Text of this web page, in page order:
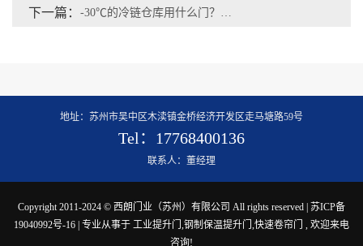
下一篇：
地址：苏州市吴中区木渎镇金桥经济开发区走马塘路59号
Tel：17768400136
联系人：董经理
Copyright 2011-2024 © 西朗门业（苏州）有限公司 All rights reserved | 苏ICP备
19040992号-16 | 专业从事于 工业提升门 ,钢制保温提升门 ,快速卷帘门
, 欢迎来电
咨询!